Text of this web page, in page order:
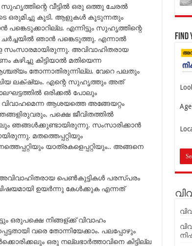
വീട്ടില്‍ ഒരു ഒത്തു ചേരല്‍
ഒരുമിച്ചു കൂടി. ആളുകള്‍ കൂടുന്നതും
എന്നിട്ടും സുഹൃത്തിന്റെ
ഞാന്‍ പങ്കെടുത്തു. എന്നാല്‍
സംസാരമായിരുന്നു. അവിവാഹിതരായ
കിട്ടിയാല്‍ മതിയെന്ന
തോന്നാതിരുന്നില്ല. വേറെ പലതും
ലക്‌ഷ്യം. എന്റെ സുഹൃത്തും അത്
ഒരിക്കല്‍ പോലും
വിവാഹമെന്ന ആശയത്തെ അങ്ങേയറ്റം
പക്ഷെ ജീവിതത്തില്‍
ഞങ്ങള്‍ക്കുണ്ടായിരുന്നു. സംസാരിക്കാന്‍
മതത്തെപ്പറ്റിയും
യാത്രകളെപ്പറ്റിയും.. അങ്ങനെ
പെണ്‍കുട്ടികള്‍ പരസ്പരം
ഉയര്‍ന്നു കേള്‍ക്കുക എന്നത്
ഒരുപക്ഷെ നിങ്ങള്ക്ക് വിവാഹം
വരെ തോന്നിയേക്കാം. പലപ്പോഴും
ഒരു നല്ലഭാര്‍ത്താവിനെ കിട്ടില്ല
Age